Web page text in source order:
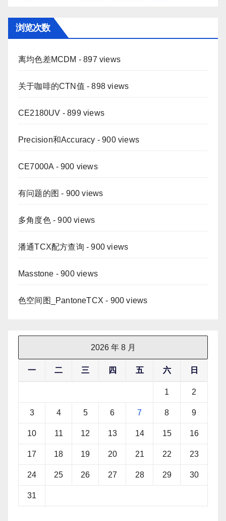
浏览次数
离均色差MCDM - 897 views
关于咖啡的CTN值 - 898 views
CE2180UV - 899 views
Precision和Accuracy - 900 views
CE7000A - 900 views
有问题的图 - 900 views
多角度色- 900 views
潘通TCX配方查询 - 900 views
Masstone - 900 views
色空间图_PantoneTCX - 900 views
2026 年 8 月
一 二 三 四 五 六 日
1 2
3 4 5 6 7 8 9
10 11 12 13 14 15 16
17 18 19 20 21 22 23
24 25 26 27 28 29 30
31